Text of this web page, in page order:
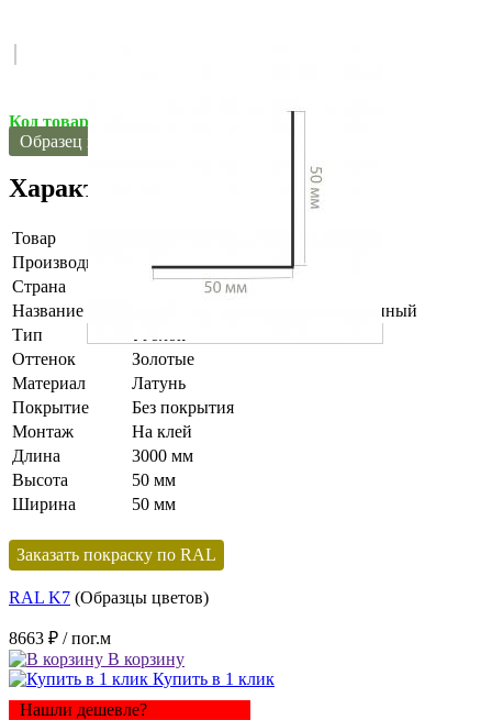
Код товара:
Образец в магазине Мытная улица 54
Характеристики
Товар
Производитель
МКР
Страна
Россия
Название
Уголок МКР AOS PAP шлифованный
Тип
Оттенок
Золотые
Материал
Латунь
Покрытие
Без покрытия
Монтаж
На клей
Длина
3000 мм
Высота
50 мм
Ширина
50 мм
Заказать покраску по RAL
RAL K7 (Образцы цветов)
8663 ₽ / пог.м
В корзину
Купить в 1 клик
Нашли дешевле?